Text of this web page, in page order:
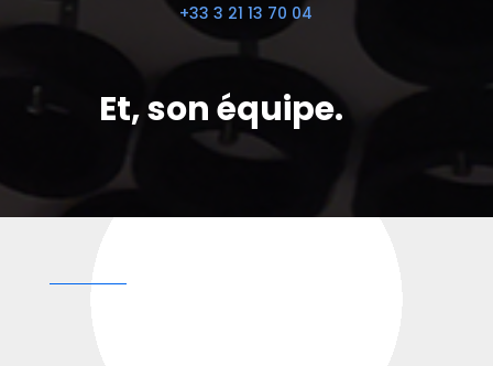
+33 3 21 13 70 04
Et, son équipe.